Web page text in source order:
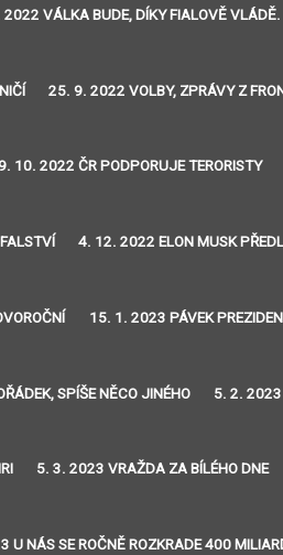
VÁLKA BUDE, DÍKY FIALOVĚ VLÁDĚ.
25. 9. 2022 VOLBY, ZPRÁVY Z
10. 2022 ČR PODPORUJE TERORISTY
4. 12. 2022 ELON MUSK
15. 1. 2023 PÁVEK
SPÍŠE NĚCO JINÉHO 5. 2. 2023
5. 3. 2023 VRAŽDA ZA BÍLÉHO DNE
U NÁS SE ROČNĚ ROZKRADE 400